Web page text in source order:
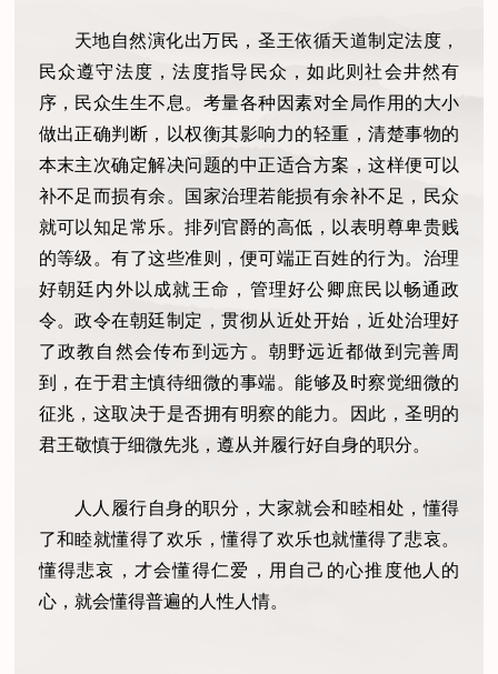
天地自然演化出万民，圣王依循天道制定法度，
民众遵守法度，法度指导民众，如此则社会井然有
序，民众生生不息。考量各种因素对全局作用的大小
做出正确判断，以权衡其影响力的轻重，清楚事物的
本末主次确定解决问题的中正适合方案，这样便可以
补不足而损有余。国家治理若能损有余补不足，民众
就可以知足常乐。排列官爵的高低，以表明尊卑贵贱
的等级。有了这些准则，便可端正百姓的行为。治理
好朝廷内外以成就王命，管理好公卿庶民以畅通政
令。政令在朝廷制定，贯彻从近处开始，近处治理好
了政教自然会传布到远方。朝野远近都做到完善周
到，在于君主慎待细微的事端。能够及时察觉细微的
征兆，这取决于是否拥有明察的能力。因此，圣明的
君王敬慎于细微先兆，遵从并履行好自身的职分。
人人履行自身的职分，大家就会和睦相处，懂得
了和睦就懂得了欢乐，懂得了欢乐也就懂得了悲哀。
懂得悲哀，才会懂得仁爱，用自己的心推度他人的
心，就会懂得普遍的人性人情。